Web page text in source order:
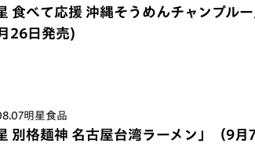
食べて応援 沖縄そうめんチャンプルー
26日発売)
明星食品
別格麺神 名古屋台湾ラーメン」（9月